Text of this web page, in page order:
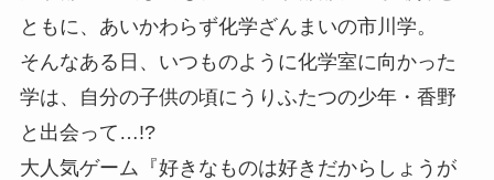
ともに、あいかわらず化学ざんまいの市川学。
そんなある日、いつものように化学室に向かった
学は、自分の子供の頃にうりふたつの少年・香野
と出会って…!?
大人気ゲーム『好きなものは好きだからしょうが